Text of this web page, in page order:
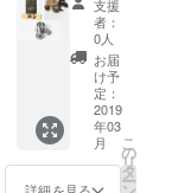
トナム
製メン
ガ材ス
プーン
を1個
（ス
プーン
の形状
は変更
になる
ンド
（挽い
た後の
粉）
200gを
6パッ
ク。 ②
日の出
農園／
日の出
支援
者：
0人
お届
け予
定：
2019
年03
月
こ
の
リ
タ
ー